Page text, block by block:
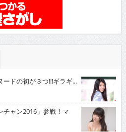
ドの初が３つ!!!ギラギ...
ャン2016」参戦！マ